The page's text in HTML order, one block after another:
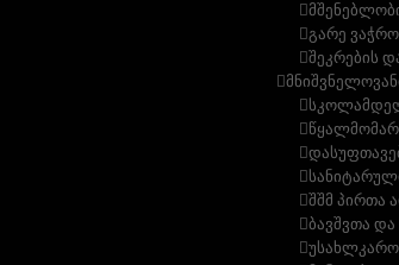
გარე
შეკრების
შშმ პირთა
ბავშვთა